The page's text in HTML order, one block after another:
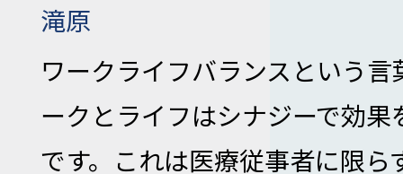
滝原
ワークライフバランスという
ークとライフはシナジーで効
です。これは医療従事者に限ら